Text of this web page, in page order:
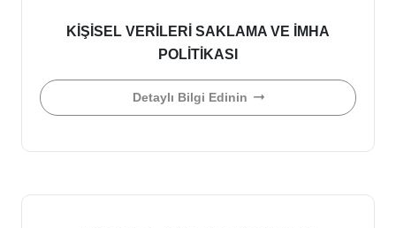
KİŞİSEL VERİLERİ SAKLAMA VE İMHA
POLİTİKASI
Detaylı Bilgi Edinin